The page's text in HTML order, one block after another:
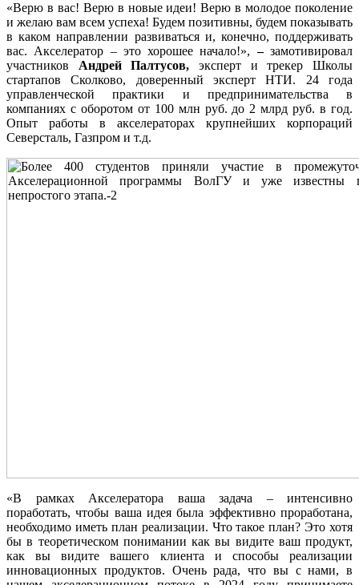
«Верю в вас! Верю в новые идеи! Верю в молодое поколение
и желаю вам всем успеха! Будем позитивны, будем показывать
в каком направлении развиваться и, конечно, поддерживать
вас. Акселератор – это хорошее начало!»,–замотивировал
участников Андрей Палтусов, эксперт и трекер Школы
стартапов Сколково, доверенный эксперт НТИ. 24 года
управленческой практики и предпринимательства в
компаниях c оборотом от 100 млн руб. до 2 млрд руб. в год.
Опыт работы в акселераторах крупнейших корпораций
Северсталь, Газпром и т.д.
«В рамках Акселератора ваша задача – интенсивно
поработать, чтобы ваша идея была эффективно проработана,
необходимо иметь план реализации. Что такое план? Это хотя
бы в теоретическом понимании как вы видите ваш продукт,
как вы видите вашего клиента и способы реализации
инновационных продуктов. Очень рада, что вы с нами, в